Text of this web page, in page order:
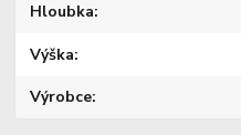
Hloubka
Výška
Výrobce